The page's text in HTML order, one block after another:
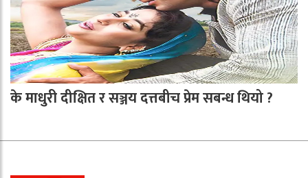
के माधुरी दीक्षित र सञ्जय दत्तबीच प्रेम सबन्ध थियो ?